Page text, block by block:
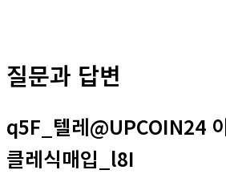
질문과 답변
q5F_텔레@UPCOIN24
클레식매입_l8I